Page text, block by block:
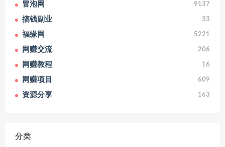
冒泡网 9137
搞钱副业 33
福缘网 5221
网赚交流 206
网赚教程 16
网赚项目 609
资源分享 163
分类